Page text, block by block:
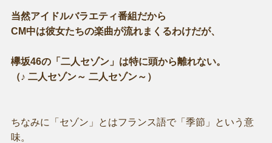
当然アイドルバラエティ番組だから
CM中は彼女たちの楽曲が流れまくるわけだが、
欅坂46の「二人セゾン」は特に頭から離れない。
（♪ 二人セゾン～ 二人セゾン～）
ちなみに「セゾン」とはフランス語で「季節」という意
味。